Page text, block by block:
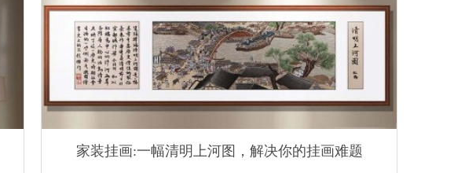
家装挂画:一幅清明上河图，解决你的挂画难题